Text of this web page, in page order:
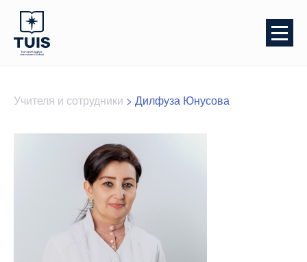
Учителя и сотрудники > Дилфуза Юнусова